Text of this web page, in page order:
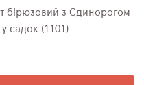
бірюзовий з Єдинорогом
у садок (1101)